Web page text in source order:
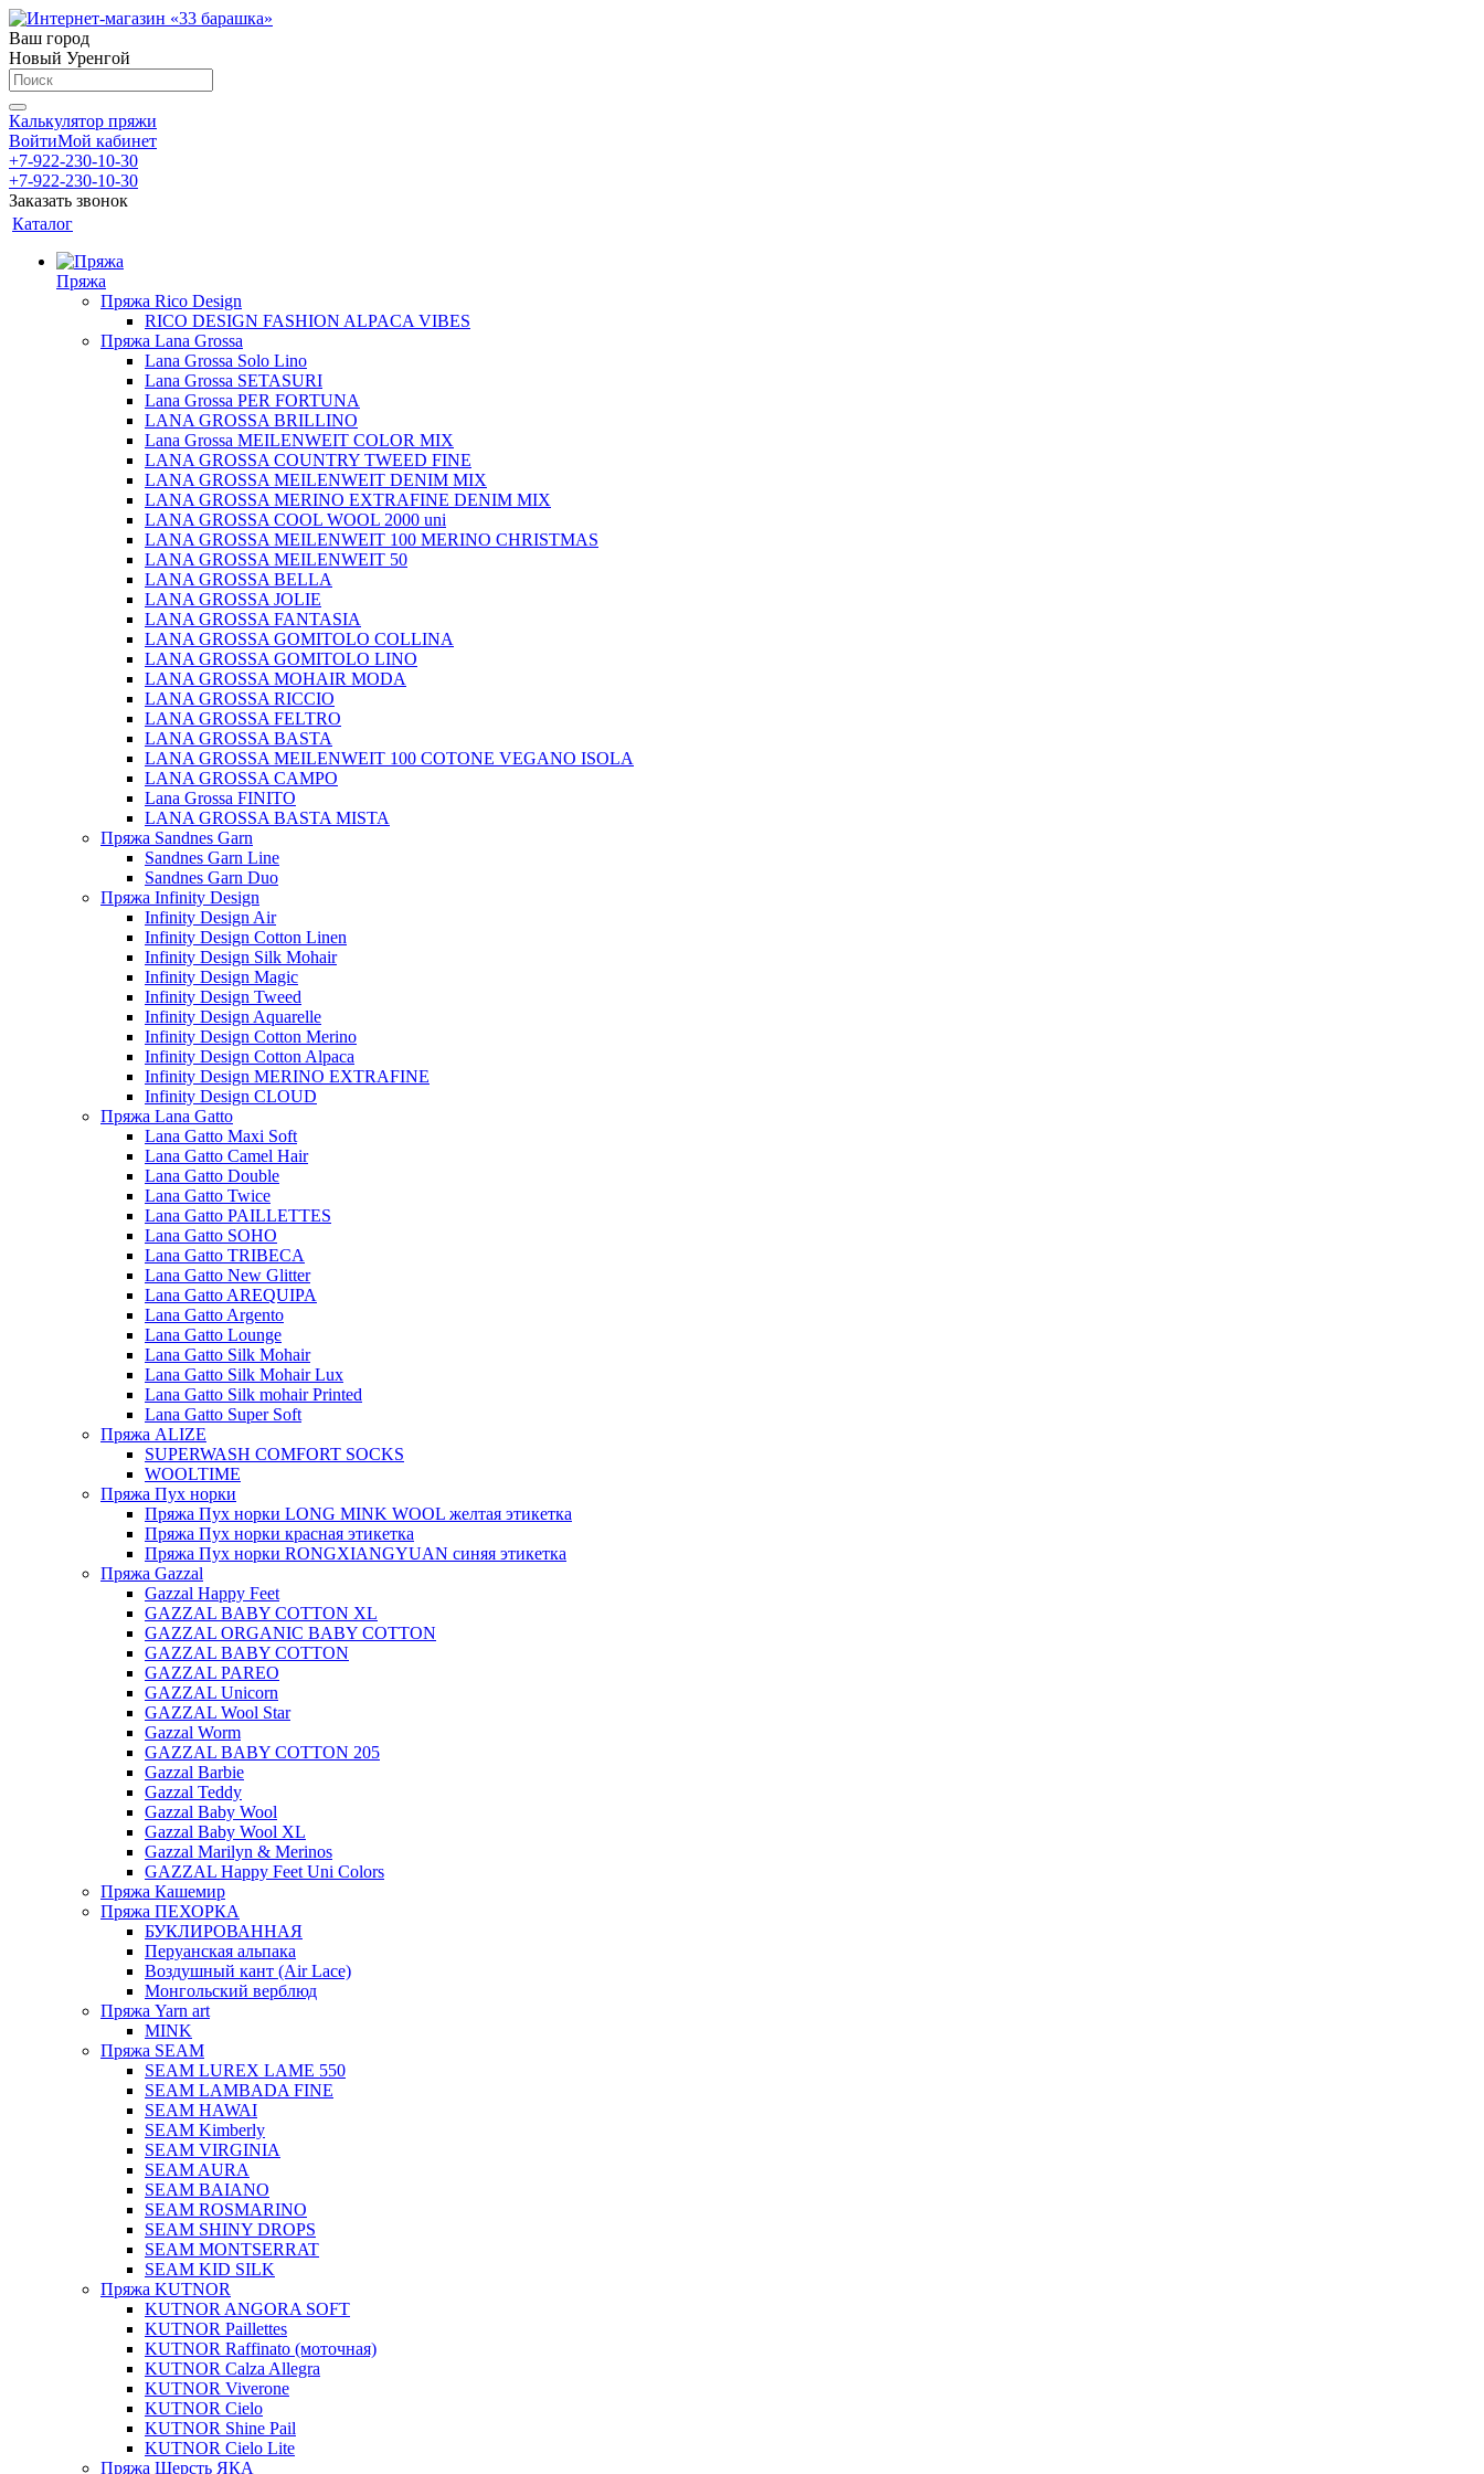
Ваш город
Новый Уренгой
Калькулятор пряжи
ВойтиМой кабинет
+7-922-230-10-30
+7-922-230-10-30
Заказать звонок
Каталог
Пряжа
Пряжа Rico Design
RICO DESIGN FASHION ALPACA VIBES
Пряжа Lana Grossa
Lana Grossa Solo Lino
Lana Grossa SETASURI
Lana Grossa PER FORTUNA
LANA GROSSA BRILLINO
Lana Grossa MEILENWEIT COLOR MIX
LANA GROSSA COUNTRY TWEED FINE
LANA GROSSA MEILENWEIT DENIM MIX
LANA GROSSA MERINO EXTRAFINE DENIM MIX
LANA GROSSA COOL WOOL 2000 uni
LANA GROSSA MEILENWEIT 100 MERINO CHRISTMAS
LANA GROSSA MEILENWEIT 50
LANA GROSSA BELLA
LANA GROSSA JOLIE
LANA GROSSA FANTASIA
LANA GROSSA GOMITOLO COLLINA
LANA GROSSA GOMITOLO LINO
LANA GROSSA MOHAIR MODA
LANA GROSSA RICCIO
LANA GROSSA FELTRO
LANA GROSSA BASTA
LANA GROSSA MEILENWEIT 100 COTONE VEGANO ISOLA
LANA GROSSA CAMPO
Lana Grossa FINITO
LANA GROSSA BASTA MISTA
Пряжа Sandnes Garn
Sandnes Garn Line
Sandnes Garn Duo
Пряжа Infinity Design
Infinity Design Air
Infinity Design Cotton Linen
Infinity Design Silk Mohair
Infinity Design Magic
Infinity Design Tweed
Infinity Design Aquarelle
Infinity Design Cotton Merino
Infinity Design Cotton Alpaca
Infinity Design MERINO EXTRAFINE
Infinity Design CLOUD
Пряжа Lana Gatto
Lana Gatto Maxi Soft
Lana Gatto Camel Hair
Lana Gatto Double
Lana Gatto Twice
Lana Gatto PAILLETTES
Lana Gatto SOHO
Lana Gatto TRIBECA
Lana Gatto New Glitter
Lana Gatto AREQUIPA
Lana Gatto Argento
Lana Gatto Lounge
Lana Gatto Silk Mohair
Lana Gatto Silk Mohair Lux
Lana Gatto Silk mohair Printed
Lana Gatto Super Soft
Пряжа ALIZE
SUPERWASH COMFORT SOCKS
WOOLTIME
Пряжа Пух норки
Пряжа Пух норки LONG MINK WOOL желтая этикетка
Пряжа Пух норки красная этикетка
Пряжа Пух норки RONGXIANGYUAN синяя этикетка
Пряжа Gazzal
Gazzal Happy Feet
GAZZAL BABY COTTON XL
GAZZAL ORGANIC BABY COTTON
GAZZAL BABY COTTON
GAZZAL PAREO
GAZZAL Unicorn
GAZZAL Wool Star
Gazzal Worm
GAZZAL BABY COTTON 205
Gazzal Barbie
Gazzal Teddy
Gazzal Baby Wool
Gazzal Baby Wool XL
Gazzal Marilyn & Merinos
GAZZAL Happy Feet Uni Colors
Пряжа Кашемир
Пряжа ПЕХОРКА
БУКЛИРОВАННАЯ
Перуанская альпака
Воздушный кант (Air Lace)
Монгольский верблюд
Пряжа Yarn art
MINK
Пряжа SEAM
SEAM LUREX LAME 550
SEAM LAMBADA FINE
SEAM HAWAI
SEAM Kimberly
SEAM VIRGINIA
SEAM AURA
SEAM BAIANO
SEAM ROSMARINO
SEAM SHINY DROPS
SEAM MONTSERRAT
SEAM KID SILK
Пряжа KUTNOR
KUTNOR ANGORA SOFT
KUTNOR Paillettes
KUTNOR Raffinato (моточная)
KUTNOR Calza Allegra
KUTNOR Viverone
KUTNOR Cielo
KUTNOR Shine Pail
KUTNOR Cielo Lite
Пряжа Шерсть ЯКА